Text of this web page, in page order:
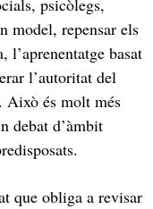
model, repensar els
l’aprenentatge basat
l’autoritat del
Això és molt més
debat d’àmbit
que obliga a revisar